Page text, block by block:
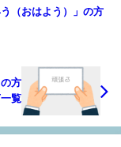
（おはよう）」の方
方
覧